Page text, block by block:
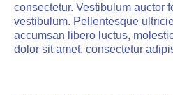
consectetur. Vestibulum auctor
vestibulum. Pellentesque
accumsan libero luctus,
dolor sit amet, consectetur